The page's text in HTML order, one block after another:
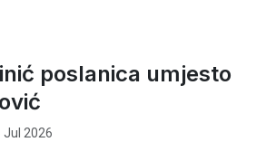
poslanica umjesto
Jul 2026